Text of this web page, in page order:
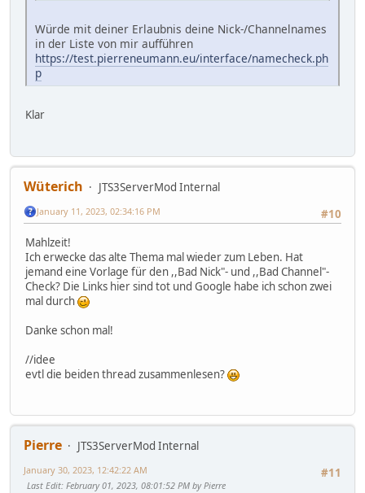
Würde mit deiner Erlaubnis deine Nick-/Channelnames
in der Liste von mir aufführen
https://test.pierreneumann.eu/interface/namecheck.ph
p
Klar
Wüterich
JTS3ServerMod Internal
#10
January 11, 2023, 02:34:16 PM
Mahlzeit!
Ich erwecke das alte Thema mal wieder zum Leben. Hat
jemand eine Vorlage für den ,,Bad Nick"- und ,,Bad Channel"-
Check? Die Links hier sind tot und Google habe ich schon zwei
mal durch
Danke schon mal!
//idee
evtl die beiden thread zusammenlesen?
Pierre
JTS3ServerMod Internal
#11
January 30, 2023, 12:42:22 AM
Last Edit: February 01, 2023, 08:01:52 PM by Pierre